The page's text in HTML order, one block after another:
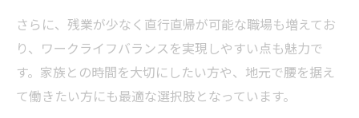
安定勤務を目指す電気工事転職の進め方
未経験から電気工事に挑戦しやすい秘訣
未経験でも安心して始められる電気工事転
職
さらに、残業が少なく直行直帰が可能な職場も増えてお
り、ワークライフバランスを実現しやすい点も魅力で
す。家族との時間を大切にしたい方や、地元で腰を据え
て働きたい方にも最適な選択肢となっています。